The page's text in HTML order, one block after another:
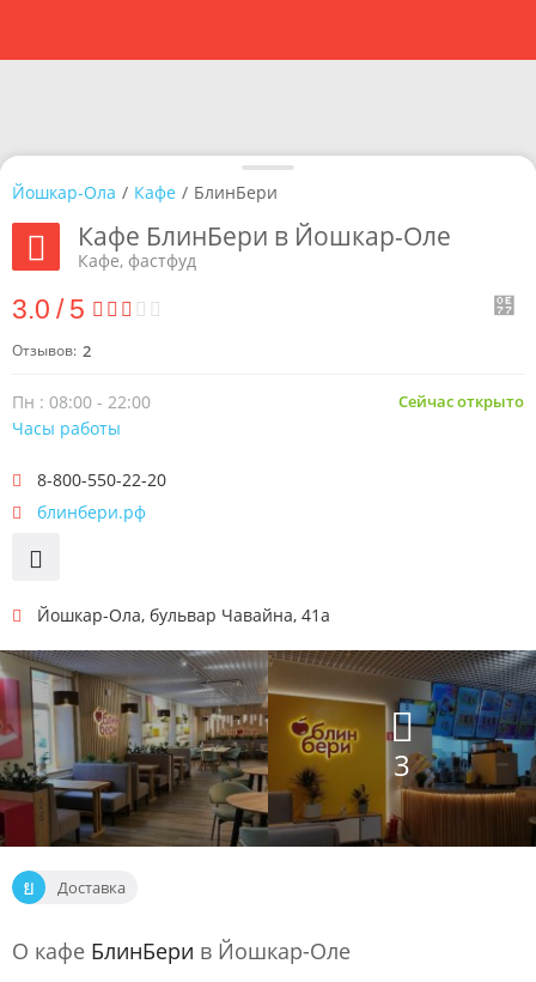
3
Доставка
Йошкар-Ола / Кафе / БлинБери
Кафе БлинБери в Йошкар-Оле
Кафе, фастфуд
3.0 / 5
Отзывов: 2
8-800-550-22-20
блинбери.рф
Йошкар-Ола, бульвар Чавайна, 41а
Сейчас открыто
Пн : 08:00 - 22:00
Часы работы
О кафе БлинБери в Йошкар-Оле